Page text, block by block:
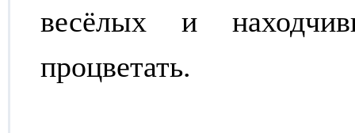
весёлых и
процветать.